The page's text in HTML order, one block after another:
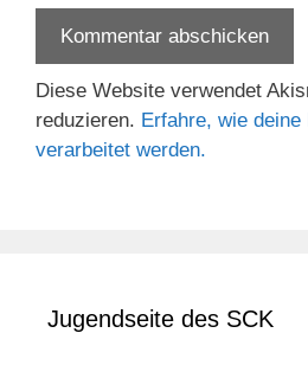
Diese Website verwendet
reduzieren. Erfahre, wie
verarbeitet werden.
Jugendseite des SCK